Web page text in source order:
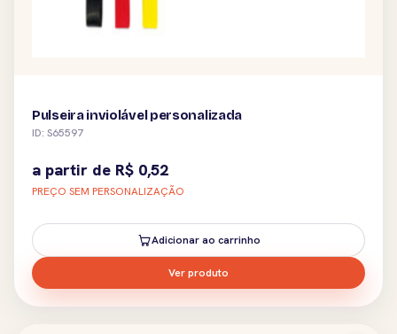
Pulseira inviolável personalizada
ID: S65597
a partir de R$ 0,52
PREÇO SEM PERSONALIZAÇÃO
Adicionar ao carrinho
Ver produto